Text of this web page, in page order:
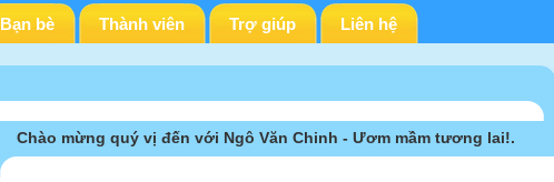
Bạn bè Thành viên Trợ giúp Liên hệ
Chào mừng quý vị đến với Ngô Văn Chinh - Ươm mầm tương lai!.